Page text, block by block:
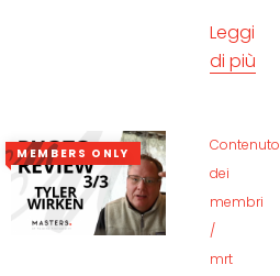
Leggi
di più
MEMBERS ONLY
Contenuto
dei
membri
/
mrt